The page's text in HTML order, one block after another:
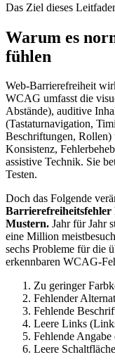
Das Ziel dieses
Warum es
fühlen
Web-Barrierefreiheit
WCAG umfasst die
Abstände), auditive
(Tastaturnavigation,
Beschriftungen, Rollen)
Konsistenz,
assistive Technik. Sie
Testen.
Doch das Folgende
Barrierefreiheitsfehler
Mustern. Jahr für Jahr
eine Million
sechs Probleme für die
erkennbaren WCAG-
Zu geringer
Fehlender
Fehlende
Leere Links
Fehlende
Leere